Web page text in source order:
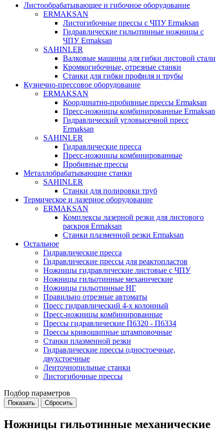
Листообрабатывающее и гибочное оборудование
ERMAKSAN
Листогибочные прессы с ЧПУ Ermaksan
Гидравлические гильотинные ножницы с
ЧПУ Ermaksan
SAHINLER
Валковые машины для гибки листовой стали
Кромкогибочные, отрезные станки
Станки для гибки профиля и трубы
Кузнечно-прессовое оборудование
ERMAKSAN
Координатно-пробивные прессы Ermaksan
Пресс-ножницы комбинированные Ermaksan
Гидравлический угловысечной пресс
Ermaksan
SAHINLER
Гидравлические пресса
Пресс-ножницы комбинированные
Пробивные прессы
Металлобрабатывающие станки
SAHINLER
Станки для полировки труб
Термическое и лазерное оборудование
ERMAKSAN
Комплексы лазерной резки для листового
раскроя Ermaksan
Станки плазменной резки Ermaksan
Остальное
Гидравлические пресса
Гидравлические прессы для реактопластов
Ножницы гидравлические листовые с ЧПУ
Ножницы гильотинные механические
Ножницы гильотинные НГ
Правильно отрезные автоматы
Пресс гидравлический 4-х колонный
Пресс-ножницы комбинированные
Прессы гидравлические П6320 - П6334
Прессы кривошипные штамповочные
Станки плазменной резки
Гидравлические прессы одностоечные,
двухстоечные
Ленточнопильные станки
Листогибочные прессы
Подбор параметров
Ножницы гильотинные механические